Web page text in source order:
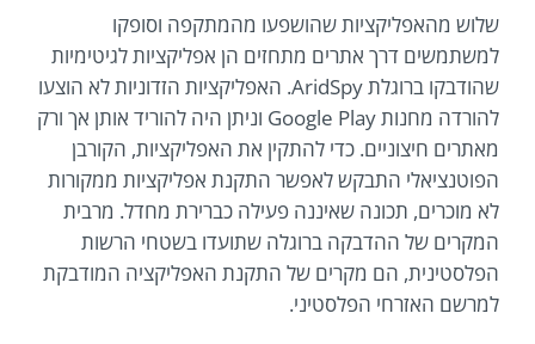
שלוש מהאפליקציות שהושפעו מהמתקפה וסופקו
למשתמשים דרך אתרים מתחזים הן אפליקציות לגיטימיות
שהודבקו ברוגלת AridSpy. האפליקציות הזדוניות לא הוצעו
להורדה מחנות Google Play וניתן היה להוריד אותן אך ורק
מאתרים חיצוניים. כדי להתקין את האפליקציות, הקורבן
הפוטנציאלי התבקש לאפשר התקנת אפליקציות ממקורות
לא מוכרים, תכונה שאיננה פעילה כברירת מחדל. מרבית
המקרים של ההדבקה ברוגלה שתועדו בשטחי הרשות
הפלסטינית, הם מקרים של התקנת האפליקציה המודבקת
למרשם האזרחי הפלסטיני.